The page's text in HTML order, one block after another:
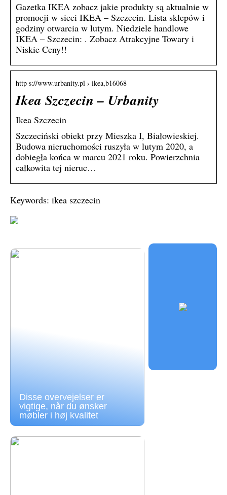
Gazetka IKEA zobacz jakie produkty są aktualnie w
promocji w sieci IKEA – Szczecin. Lista sklepów i
godziny otwarcia w lutym. Niedziele handlowe
IKEA – Szczecin: . Zobacz Atrakcyjne Towary i
Niskie Ceny!!
http s://www.urbanity.pl › ikea,b16068
Ikea Szczecin – Urbanity
Ikea Szczecin
Szczeciński obiekt przy Mieszka I, Białowieskiej.
Budowa nieruchomości ruszyła w lutym 2020, a
dobiegła końca w marcu 2021 roku. Powierzchnia
całkowita tej nieruc…
Keywords: ikea szczecin
Disse overvejelser er
vigtige, når du ønsker
møbler i høj kvalitet